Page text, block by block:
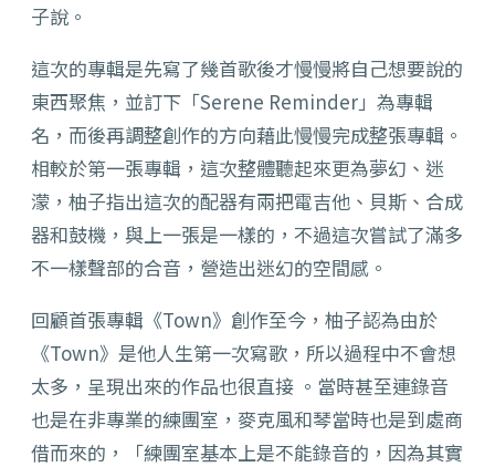
子說。
這次的專輯是先寫了幾首歌後才慢慢將自己想要說的
東西聚焦，並訂下「Serene Reminder」為專輯
名，而後再調整創作的方向藉此慢慢完成整張專輯。
相較於第一張專輯，這次整體聽起來更為夢幻、迷
濛，柚子指出這次的配器有兩把電吉他、貝斯、合成
器和鼓機，與上一張是一樣的，不過這次嘗試了滿多
不一樣聲部的合音，營造出迷幻的空間感。
回顧首張專輯《Town》創作至今，柚子認為由於
《Town》是他人生第一次寫歌，所以過程中不會想
太多，呈現出來的作品也很直接 。當時甚至連錄音
也是在非專業的練團室，麥克風和琴當時也是到處商
借而來的，「練團室基本上是不能錄音的，因為其實